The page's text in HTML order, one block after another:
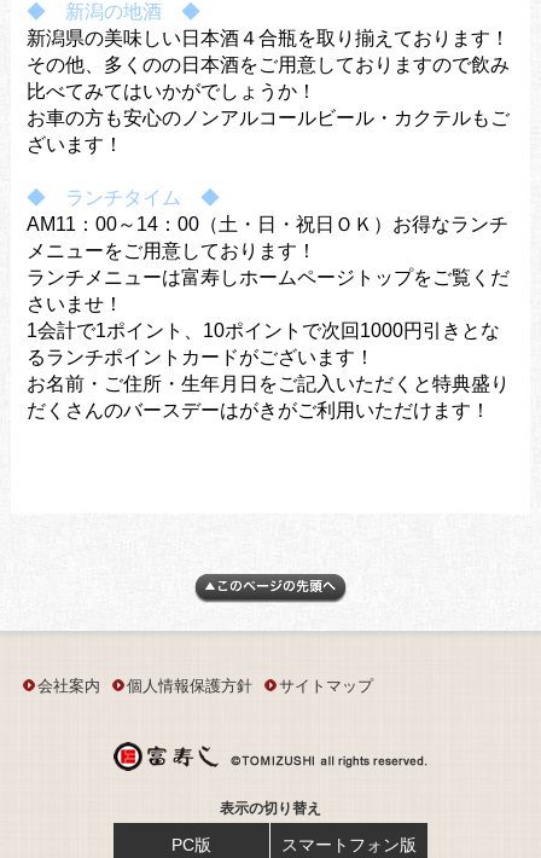
◆ 新潟の地酒 ◆
新潟県の美味しい日本酒４合瓶を取り揃えております！
その他、多くのの日本酒をご用意しておりますので飲み
比べてみてはいかがでしょうか！
お車の方も安心のノンアルコールビール・カクテルもご
ざいます！
◆ ランチタイム ◆
AM11：00～14：00（土・日・祝日ＯＫ）お得なランチ
メニューをご用意しております！
ランチメニューは富寿しホームページトップをご覧くだ
さいませ！
1会計で1ポイント、10ポイントで次回1000円引きとな
るランチポイントカードがございます！
お名前・ご住所・生年月日をご記入いただくと特典盛り
だくさんのバースデーはがきがご利用いただけます！
会社案内 個人情報保護方針 サイトマップ
表示の切り替え
PC版 スマートフォン版